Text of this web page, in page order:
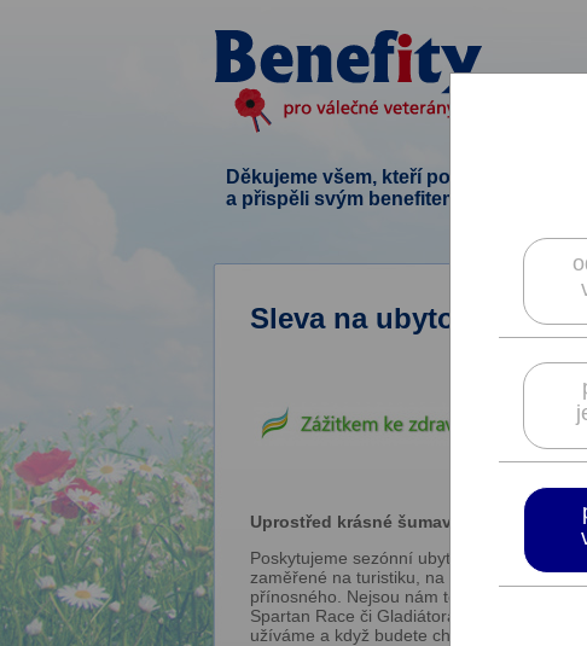
Děkujeme všem, kteří podpořili tento
a přispěli svým benefitem.
Sleva na ubytování a
Uprostřed krásné šumavské přírody lze
Poskytujeme sezónní ubytování – léto –
zaměřené na turistiku, na vodáky, na
přínosného. Nejsou nám tedy cizí ani
Spartan Race či Gladiátora, anebo zimní
užíváme a když budete chtít, tak vás